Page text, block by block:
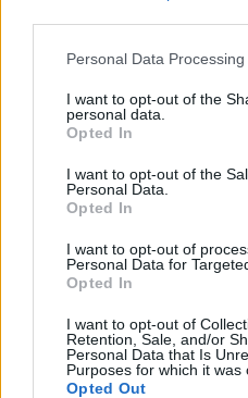
Please note that this website/
not limited to your visit or
grant or deny consent to
use your data for below
consent section.
Personal Data
I want to opt-out of the
personal data.
Opted In
I want to opt-out of the
Personal Data.
Opted In
I want to opt-out of
Personal Data for
Opted In
I want to opt-out of
Retention, Sale, and/or
Personal Data that Is
Purposes for which it was
Opted Out
A beszámolók szerint
délután fél kettőkor
amikor rátámadtak.
szenvedett sérüléseket.
A France Bleu
járókelő közbelépett,
a helyszínt. Engelberg
feljelentést tett az